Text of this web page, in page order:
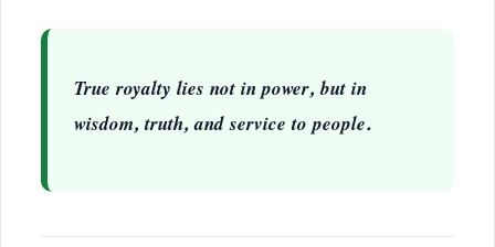
True royalty lies not in power, but in
wisdom, truth, and service to people.